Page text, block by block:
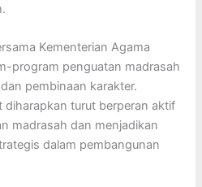
Kementerian Agama
program penguatan madrasah
pembinaan karakter.
diharapkan turut berperan aktif
madrasah dan menjadikan
dalam pembangunan